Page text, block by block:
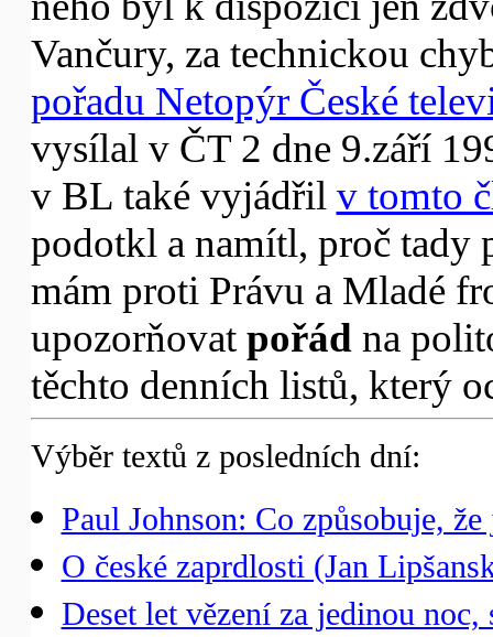
Vančury, za technickou
pořadu Netopýr České
vysílal v ČT 2 dne 9.září
v BL také vyjádřil v tomto
podotkl a namítl, proč tady
mám proti Právu a Mladé
upozorňovat pořád na
těchto denních listů, který
Výběr textů z posledních dní:
Paul Johnson: Co způsobuje,
O české zaprdlosti (Jan
Deset let vězení za jedinou